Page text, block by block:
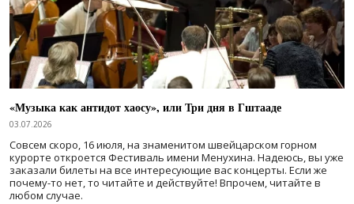
«Музыка как антидот хаосу», или Три дня в Гштааде
03.07.2026
Совсем скоро, 16 июля, на знаменитом швейцарском горном
курорте откроется Фестиваль имени Менухина. Надеюсь, вы уже
заказали билеты на все интересующие вас концерты. Если же
почему-то нет, то читайте и действуйте! Впрочем, читайте в
любом случае.